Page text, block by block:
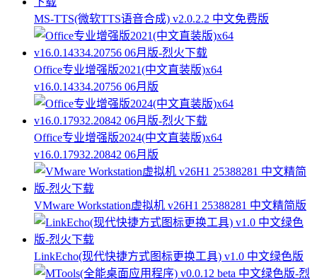
MS-TTS(微软TTS语音合成) v2.0.2.2 中文免费版
Office专业增强版2021(中文直装版)x64
v16.0.14334.20756 06月版
Office专业增强版2024(中文直装版)x64
v16.0.17932.20842 06月版
VMware Workstation虚拟机 v26H1 25388281 中文精简版
LinkEcho(现代快捷方式图标更换工具) v1.0 中文绿色版